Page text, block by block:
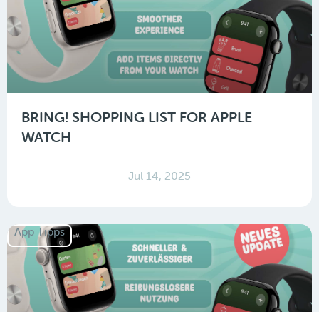
BRING! SHOPPING LIST FOR APPLE
WATCH
Jul 14, 2025
App Tipps